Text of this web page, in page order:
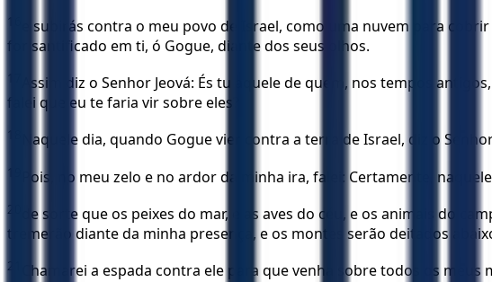
16
e subirás contra o meu povo de Israel, como uma nuvem para
for santificado em ti, ó Gogue, diante dos seus olhos.
17
Assim diz o Senhor Jeová: És tu aquele de quem, nos tempos
falei que eu te faria vir sobre eles?
18 Naquele dia, quando Gogue vier contra a terra de Israel, diz o
19 Pois, no meu zelo e no ardor da minha ira, falei: Certamente,
20
de sorte que os peixes do mar, e as aves do céu, e os animais do
tremerão diante da minha presença, e os montes serão deitados
21 Chamarei a espada contra ele para que venha sobre todos os